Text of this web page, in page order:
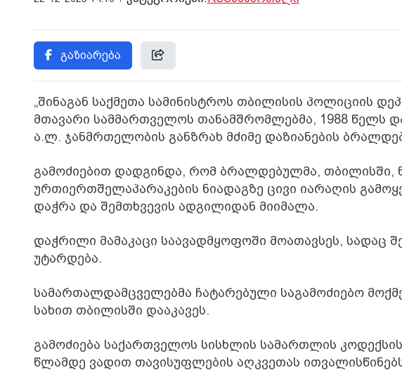
გაზიარება
„შინაგან საქმეთა სამინისტროს თბილისის პოლიციის
მთავარი სამმართველოს თანამშრომლებმა, 1988 წელს
ა.ლ. ჯანმრთელობის განზრახ მძიმე დაზიანების
გამოძიებით დადგინდა, რომ ბრალდებულმა, თბილისში,
ურთიერთშელაპარაკების ნიადაგზე ცივი იარაღის
დაჭრა და შემთხვევის ადგილიდან მიიმალა.
დაჭრილი მამაკაცი საავადმყოფოში მოათავსეს, სადაც
უტარდება.
სამართალდამცველებმა ჩატარებული საგამოძიებო
სახით თბილისში დააკავეს.
გამოძიება საქართველოს სისხლის სამართლის
წლამდე ვადით თავისუფლების აღკვეთას